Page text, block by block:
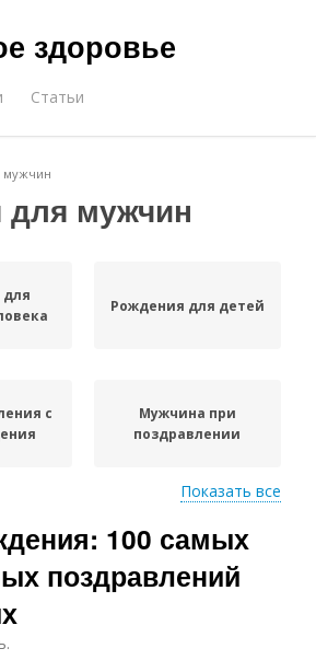
здоровье
Статьи
мужчин
мужчин
Рождения для детей
с
Мужчина при
поздравлении
в
Мужчина с днем
рождения
днем
Показать все
100 самых
поздравлений